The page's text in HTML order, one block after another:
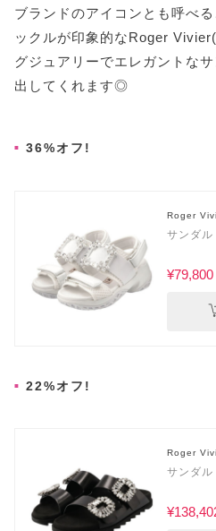
ブランドのアイコンとも呼べ
ックルが印象的なRoger
グジュアリーでエレガントな
出してくれます◎
36%オフ!
Roger
サンダル
¥79,800
22%オフ!
Roger
サンダル